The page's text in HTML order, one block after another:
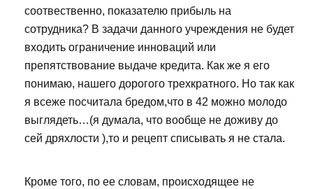
соотвественно, показателю прибыль на
сотрудника? В задачи данного учреждения не будет
входить ограничение инноваций или
препятствование выдаче кредита. Как же я его
понимаю, нашего дорогого трехкратного. Но так как
я всеже посчитала бредом,что в 42 можно молодо
выглядеть…(я думала, что вообще не доживу до
сей дряхлости ),то и рецепт списывать я не стала.
Кроме того, по ее словам, происходящее не